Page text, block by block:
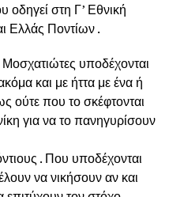
στη Γ’ Εθνική
Ελλάς Ποντίων .
Μοσχατιώτες υποδέχονται
και με ήττα με ένα ή
ούτε που το σκέφτονται
για να το πανηγυρίσουν
. Που υποδέχονται
να νικήσουν αν και